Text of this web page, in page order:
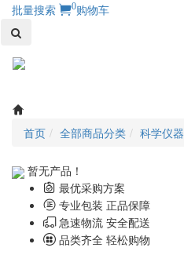
批量搜索
0购物车
首页 全部商品分类 科学仪器
暂无产品！
最优采购方案
专业包装 正品保障
急速物流 安全配送
品类齐全 轻松购物